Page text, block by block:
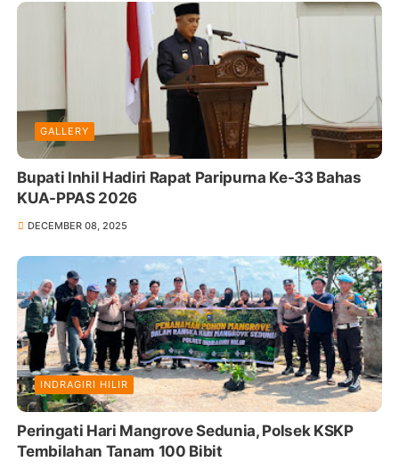
GALLERY
Bupati Inhil Hadiri Rapat Paripurna Ke-33 Bahas
KUA-PPAS 2026
DECEMBER 08, 2025
INDRAGIRI HILIR
Peringati Hari Mangrove Sedunia, Polsek KSKP
Tembilahan Tanam 100 Bibit